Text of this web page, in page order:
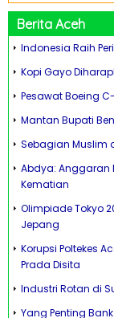
Berita Aceh
Indonesia Raih
Kopi Gayo
Pesawat Boeing
Mantan Bupati
Sebagian Muslim
Abdya: Anggaran
Kematian
Olimpiade Tokyo
Jepang
Korupsi Poltekes
Prada Disita
Industri Rotan di
Yang Penting